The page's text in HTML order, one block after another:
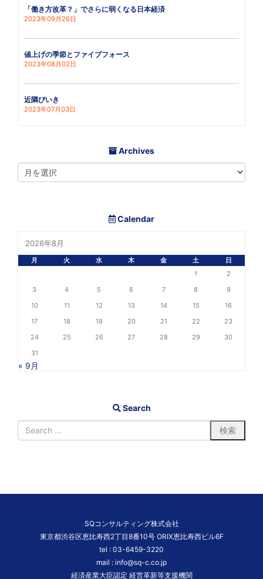
「働き方改革？」でさらに弱くなる日本経済
2023年09月26日
値上げの季節とファイブフォース
2023年08月02日
近隣びいき
2023年07月03日
Archives
Calendar
2026年8月
月 火 水 木 金 土
日
1
2
3
4 5 6 7 8
9
10
11 12 13 14 15
16
17
18 19 20 21 22
23
24
25 26 27 28 29
30
31
« 9月
Search
SQコンサルティング株式会社
東京都渋谷区恵比寿西2丁目8番10号 ORIX恵比寿西ビル6F
tel : 03-6459-3220
mail : info@sq-c.co.jp
経済産業大臣認定 経営革新等支援機関